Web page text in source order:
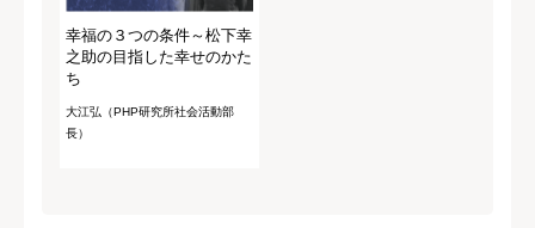
幸福の３つの条件～松下幸
之助の目指した幸せのかた
ち
大江弘（PHP研究所社会活動部
長）